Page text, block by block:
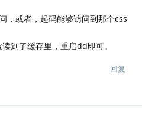
，或者，起码能够访问到那个css
到了缓存里，重启dd即可。
回复